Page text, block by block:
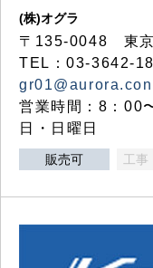
(株)オグラ
〒135-0048 東京
TEL：03-3642-
営業時間：8：00
日・日曜日
販売可 工事